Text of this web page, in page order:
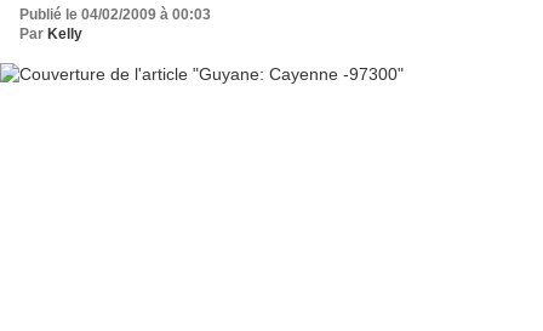
Publié le 04/02/2009 à 00:03
Par Kelly